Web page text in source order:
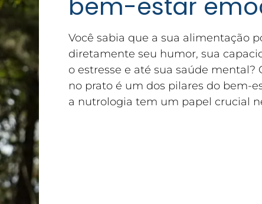
bem-estar
Você sabia que a sua alimentação
diretamente seu humor, sua
o estresse e até sua saúde mental?
no prato é um dos pilares do bem-
a nutrologia tem um papel crucial